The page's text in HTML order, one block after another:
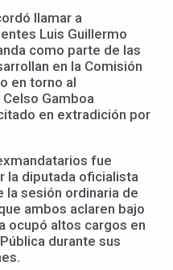
llamar a
Luis Guillermo
como parte de las
en la Comisión
en torno al
Gamboa
en extradición por
fue
la diputada oficialista
la sesión ordinaria de
ambos aclaren bajo
ocupó altos cargos en
durante sus